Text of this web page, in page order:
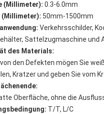
(Millimeter): 0.3-6.0mm
(Millimeter): 50mm-1500mm
Verkehrsschilder,
Sattelzugmaschine und
des Materials:
den Defekten mögen Sie
Kratzer und geben Sie vom
Oberfläche, ohne die
T/T, L/C